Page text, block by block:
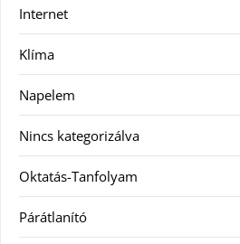
Internet
Klíma
Napelem
Nincs kategorizálva
Oktatás-Tanfolyam
Párátlanító